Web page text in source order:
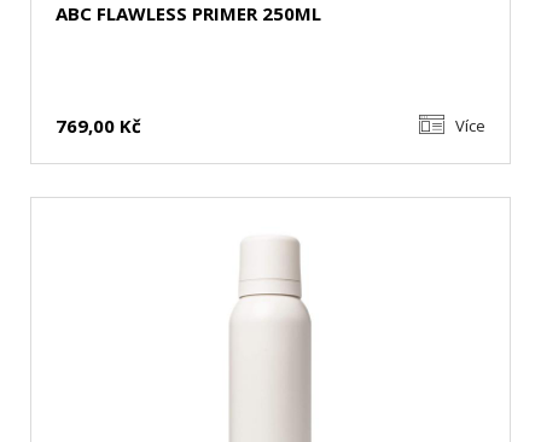
ABC FLAWLESS PRIMER 250ML
769,00 Kč Více